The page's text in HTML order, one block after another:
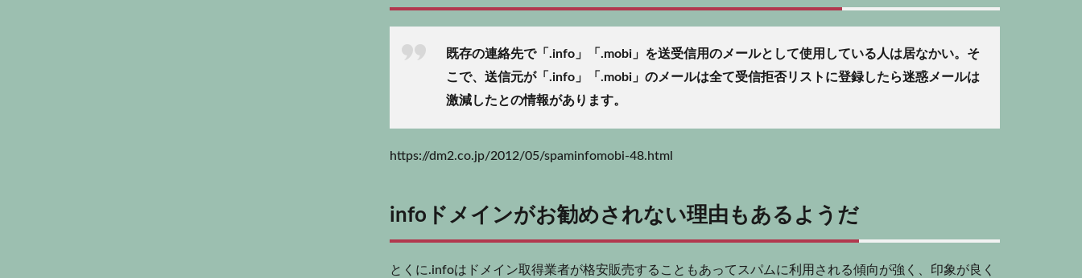
既存の連絡先で「.info」「.mobi」を送受信用のメールとして使用している人は居なかい。そ
こで、送信元が「.info」「.mobi」のメールは全て受信拒否リストに登録したら迷惑メールは
激減したとの情報があります。
https://dm2.co.jp/2012/05/spaminfomobi-48.html
infoドメインがお勧めされない理由もあるようだ
とくに.infoはドメイン取得業者が格安販売することもあってスパムに利用される傾向が強く、印象が良く